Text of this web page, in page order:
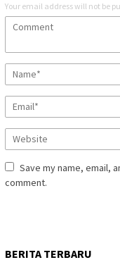
Your email address will not be
Save my name, email,
comment.
BERITA TERBARU